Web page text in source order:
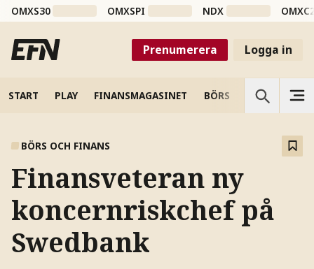
OMXS30 OMXSPI NDX
Prenumerera Logga in
START PLAY FINANSMAGASINET BÖRS VETENSKAP
BÖRS OCH FINANS
Finansveteran ny
koncernriskchef på
Swedbank